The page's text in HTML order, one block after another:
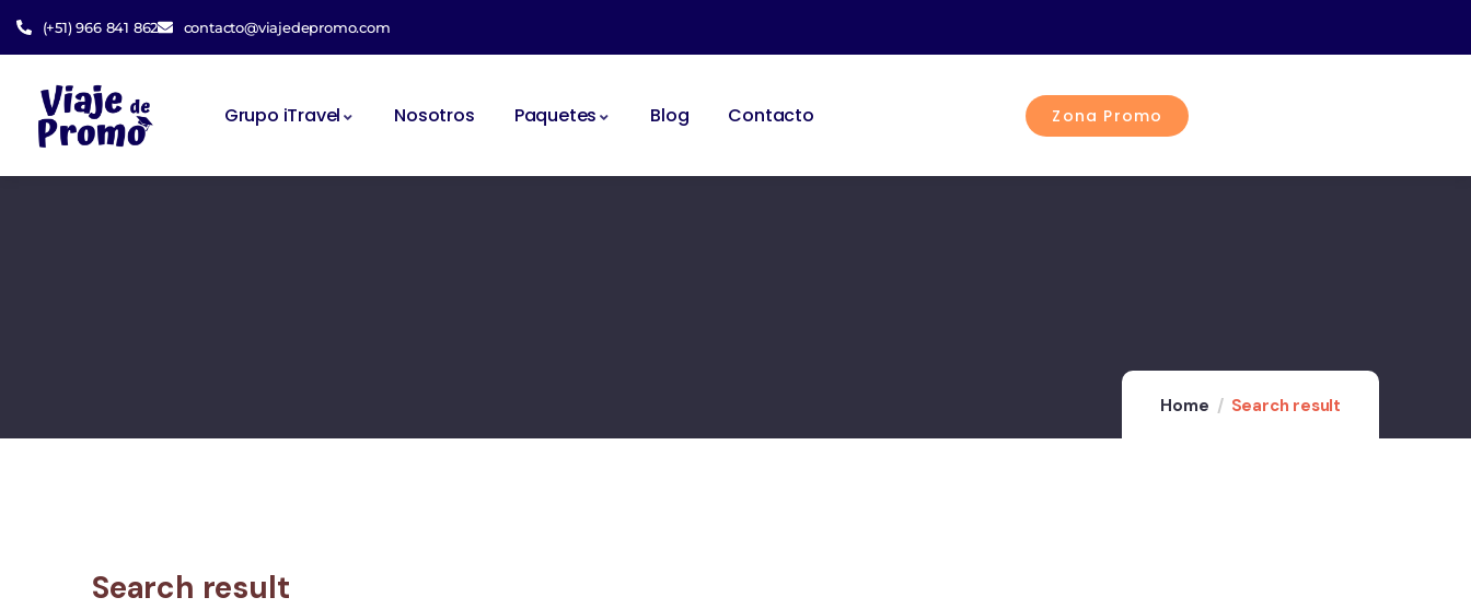
(+51) 966 841 862 contacto@viajedepromo.com
Grupo iTravel Nosotros Paquetes Blog Contacto Zona Promo
Home Search result
Search result